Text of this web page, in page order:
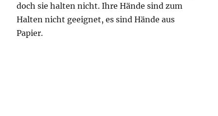
doch sie halten nicht. Ihre Hände sind zum
Halten nicht geeignet, es sind Hände aus
Papier.